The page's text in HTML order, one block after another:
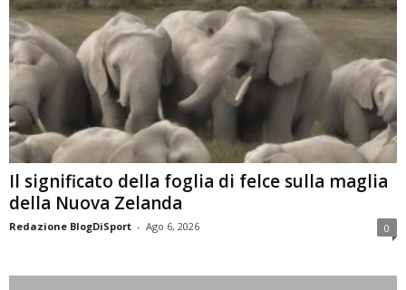
Il significato della foglia di felce sulla maglia
della Nuova Zelanda
Redazione BlogDiSport - Ago 6, 2026 0